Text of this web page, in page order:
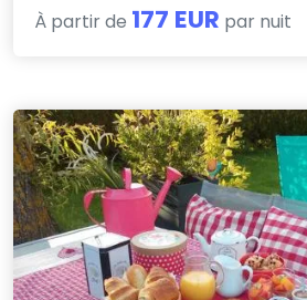
À partir de 177 EUR par nuit